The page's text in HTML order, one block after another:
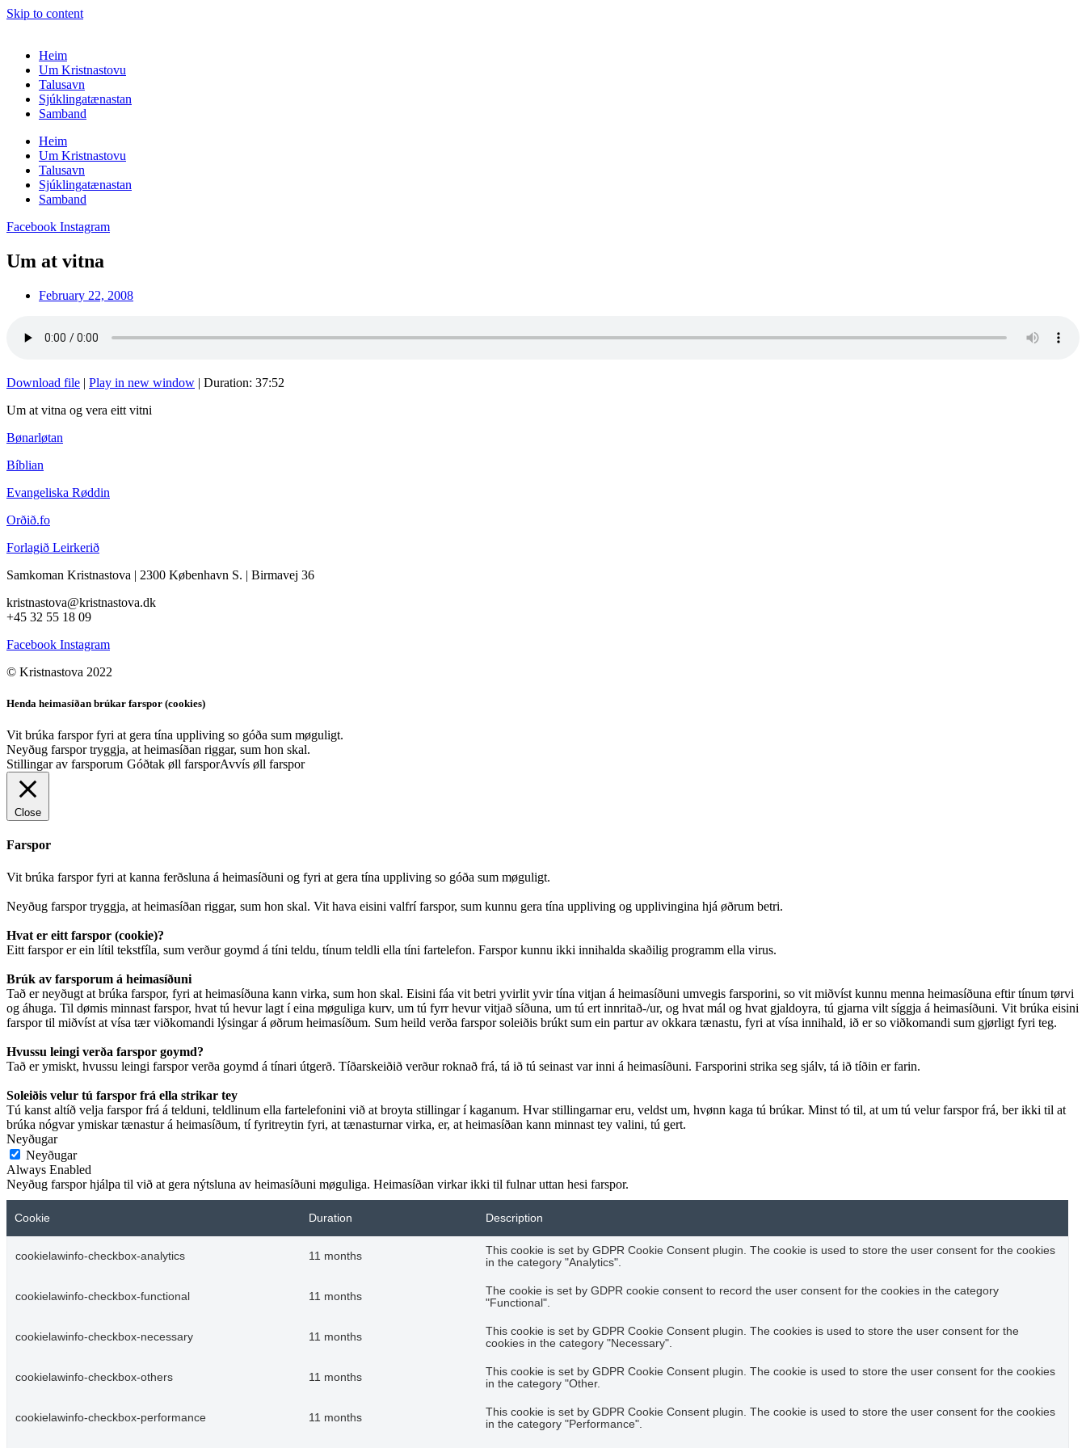
Skip to content
Heim
Um Kristnastovu
Talusavn
Sjúklingatænastan
Samband
Heim
Um Kristnastovu
Talusavn
Sjúklingatænastan
Samband
Facebook Instagram
Um at vitna
February 22, 2008
Download file | Play in new window | Duration: 37:52
Um at vitna og vera eitt vitni
Bønarløtan
Bíblian
Evangeliska Røddin
Orðið.fo
Forlagið Leirkerið
Samkoman Kristnastova | 2300 København S. | Birmavej 36
kristnastova@kristnastova.dk
+45 32 55 18 09
Facebook Instagram
© Kristnastova 2022
Henda heimasíðan brúkar farspor (cookies)
Vit brúka farspor fyri at gera tína uppliving so góða sum møguligt.
Neyðug farspor tryggja, at heimasíðan riggar, sum hon skal.
Stillingar av farsporum Góðtak øll farsporAvvís øll farspor
Close
Farspor
Vit brúka farspor fyri at kanna ferðsluna á heimasíðuni og fyri at gera tína uppliving so góða sum møguligt.
Neyðug farspor tryggja, at heimasíðan riggar, sum hon skal. Vit hava eisini valfrí farspor, sum kunnu gera tína uppliving og upplivingina hjá øðrum betri.
Hvat er eitt farspor (cookie)?
Eitt farspor er ein lítil tekstfíla, sum verður goymd á tíni teldu, tínum teldli ella tíni fartelefon. Farspor kunnu ikki innihalda skaðilig programm ella virus.
Brúk av farsporum á heimasíðuni
Tað er neyðugt at brúka farspor, fyri at heimasíðuna kann virka, sum hon skal. Eisini fáa vit betri yvirlit yvir tína vitjan á heimasíðuni umvegis farsporini, so vit miðvíst kunnu menna heimasíðuna eftir tínum tørvi
og áhuga. Til dømis minnast farspor, hvat tú hevur lagt í eina møguliga kurv, um tú fyrr hevur vitjað síðuna, um tú ert innritað-/ur, og hvat mál og hvat gjaldoyra, tú gjarna vilt síggja á heimasíðuni. Vit brúka eisini
farspor til miðvíst at vísa tær viðkomandi lýsingar á øðrum heimasíðum. Sum heild verða farspor soleiðis brúkt sum ein partur av okkara tænastu, fyri at vísa innihald, ið er so viðkomandi sum gjørligt fyri teg.
Hvussu leingi verða farspor goymd?
Tað er ymiskt, hvussu leingi farspor verða goymd á tínari útgerð. Tíðarskeiðið verður roknað frá, tá ið tú seinast var inni á heimasíðuni. Farsporini strika seg sjálv, tá ið tíðin er farin.
Soleiðis velur tú farspor frá ella strikar tey
Tú kanst altíð velja farspor frá á telduni, teldlinum ella fartelefonini við at broyta stillingar í kaganum. Hvar stillingarnar eru, veldst um, hvønn kaga tú brúkar. Minst tó til, at um tú velur farspor frá, ber ikki til at
brúka nógvar ymiskar tænastur á heimasíðum, tí fyritreytin fyri, at tænasturnar virka, er, at heimasíðan kann minnast tey valini, tú gert.
Neyðugar
Neyðugar
Always Enabled
Neyðug farspor hjálpa til við at gera nýtsluna av heimasíðuni møguliga. Heimasíðan virkar ikki til fulnar uttan hesi farspor.
Cookie Duration Description
cookielawinfo-checkbox-analytics 11 months
This cookie is set by GDPR Cookie Consent plugin. The cookie is used to store the user consent for the cookies
in the category "Analytics".
cookielawinfo-checkbox-functional 11 months
The cookie is set by GDPR cookie consent to record the user consent for the cookies in the category
"Functional".
cookielawinfo-checkbox-necessary 11 months
This cookie is set by GDPR Cookie Consent plugin. The cookies is used to store the user consent for the
cookies in the category "Necessary".
cookielawinfo-checkbox-others 11 months
This cookie is set by GDPR Cookie Consent plugin. The cookie is used to store the user consent for the cookies
in the category "Other.
cookielawinfo-checkbox-performance 11 months
This cookie is set by GDPR Cookie Consent plugin. The cookie is used to store the user consent for the cookies
in the category "Performance".